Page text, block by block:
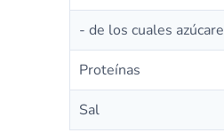
- de los cuales
Proteínas
Sal